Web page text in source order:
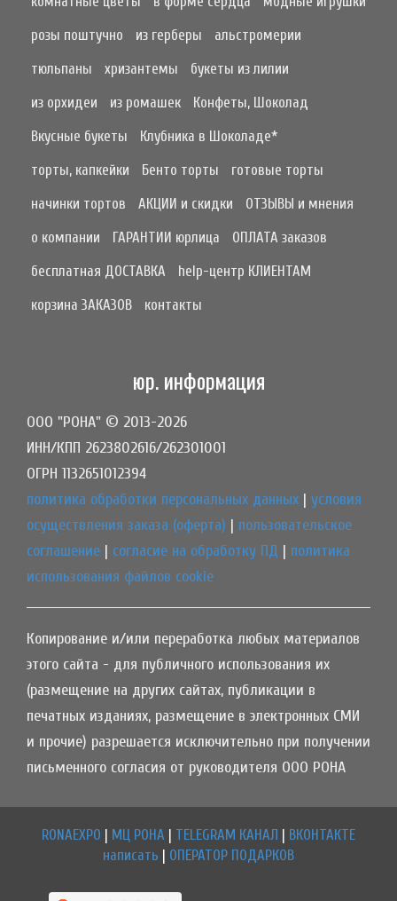
розы поштучно
из герберы
альстромерии
тюльпаны
хризантемы
букеты из лилии
из орхидеи
из ромашек
Конфеты, Шоколад
Вкусные букеты
Клубника в Шоколаде*
торты, капкейки
Бенто торты
готовые торты
начинки тортов
АКЦИИ и скидки
ОТЗЫВЫ и мнения
о компании
ГАРАНТИИ юрлица
ОПЛАТА заказов
бесплатная ДОСТАВКА
help-центр КЛИЕНТАМ
корзина ЗАКАЗОВ
контакты
юр. информация
ООО "РОНА" © 2013-2026
ИНН/КПП 2623802616/262301001
ОГРН 1132651012394
политика обработки персональных данных | условия
осуществления заказа (оферта) | пользовательское
соглашение | согласие на обработку ПД | политика
использования файлов cookie
Копирование и/или переработка любых материалов
этого сайта - для публичного использования их
(размещение на других сайтах, публикации в
печатных изданиях, размещение в электронных СМИ
и прочие) разрешается исключительно при получении
письменного согласия от руководителя ООО РОНА
RONAEXPO | МЦ РОНА | TELEGRAM КАНАЛ | ВКОНТАКТЕ
написать | ОПЕРАТОР ПОДАРКОВ